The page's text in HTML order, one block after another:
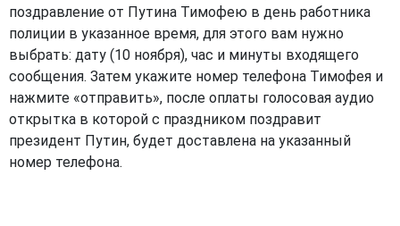
поздравление от Путина Тимофею в день работника
полиции в указанное время, для этого вам нужно
выбрать: дату (10 ноября), час и минуты входящего
сообщения. Затем укажите номер телефона Тимофея и
нажмите «отправить», после оплаты голосовая аудио
открытка в которой с праздником поздравит
президент Путин, будет доставлена на указанный
номер телефона.